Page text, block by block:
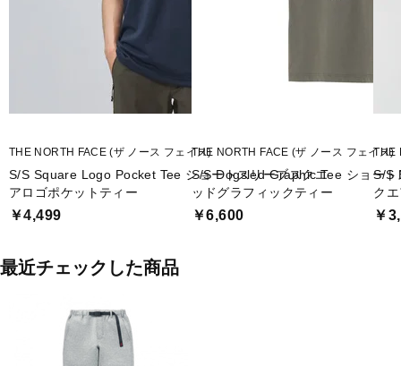
THE NORTH FACE (ザ ノース フェイス)
S/S Square Logo Pocket Tee ショートスリーブスクエ
アロゴポケットティー
￥4,499
THE NORTH FACE (ザ ノース フェイス)
S/S Dogsled Graphic Tee ショート
ッドグラフィックティー
￥6,600
THE
S/S
ク
￥
最近チェックした商品